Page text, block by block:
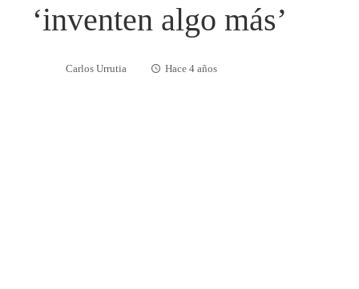
‘inventen algo más’
Carlos Urrutia Hace 4 años